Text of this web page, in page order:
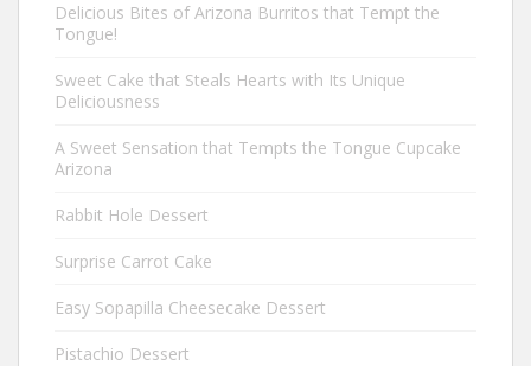
Delicious Bites of Arizona Burritos that Tempt the
Tongue!
Sweet Cake that Steals Hearts with Its Unique
Deliciousness
A Sweet Sensation that Tempts the Tongue Cupcake
Arizona
Rabbit Hole Dessert
Surprise Carrot Cake
Easy Sopapilla Cheesecake Dessert
Pistachio Dessert